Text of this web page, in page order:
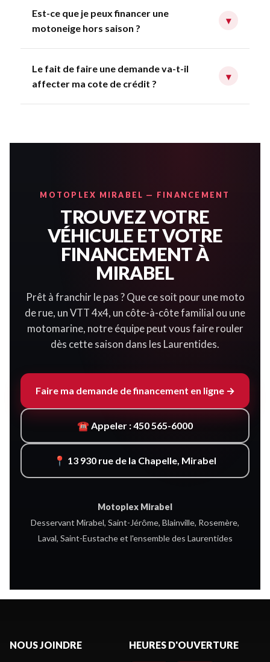
Est-ce que je peux financer une
motoneige hors saison ?
▾
Le fait de faire une demande va-t-il
affecter ma cote de crédit ?
▾
MOTOPLEX MIRABEL — FINANCEMENT
TROUVEZ VOTRE
VÉHICULE ET VOTRE
FINANCEMENT À
MIRABEL
Prêt à franchir le pas ? Que ce soit pour une moto
de rue, un VTT 4x4, un côte-à-côte familial ou une
motomarine, notre équipe peut vous faire rouler
dès cette saison dans les Laurentides.
Faire ma demande de financement en ligne →
☎ Appeler : 450 565-6000
📍 13 930 rue de la Chapelle, Mirabel
Motoplex Mirabel
Desservant Mirabel, Saint-Jérôme, Blainville, Rosemère,
Laval, Saint-Eustache et l'ensemble des Laurentides
NOUS JOINDRE HEURES D'OUVERTURE